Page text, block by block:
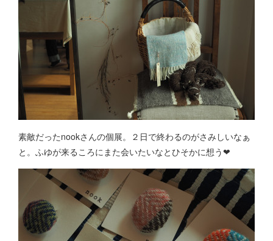
素敵だったnookさんの個展。２日で終わるのがさみしいなぁ
と。ふゆが来るころにまた会いたいなとひそかに想う❤︎